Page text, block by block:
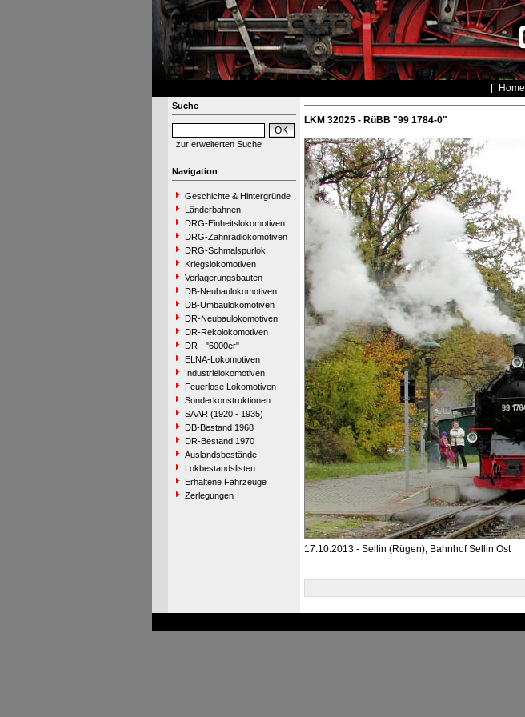
Home
Suche
zur erweiterten Suche
Navigation
Geschichte & Hintergründe
Länderbahnen
DRG-Einheitslokomotiven
DRG-Zahnradlokomotiven
DRG-Schmalspurlok.
Kriegslokomotiven
Verlagerungsbauten
DB-Neubaulokomotiven
DB-Umbaulokomotiven
DR-Neubaulokomotiven
DR-Rekolokomotiven
DR - "6000er"
ELNA-Lokomotiven
Industrielokomotiven
Feuerlose Lokomotiven
Sonderkonstruktionen
SAAR (1920 - 1935)
DB-Bestand 1968
DR-Bestand 1970
Auslandsbestände
Lokbestandslisten
Erhaltene Fahrzeuge
Zerlegungen
LKM 32025 - RüBB "99 1784-0"
17.10.2013 - Sellin (Rügen), Bahnhof Sellin Ost